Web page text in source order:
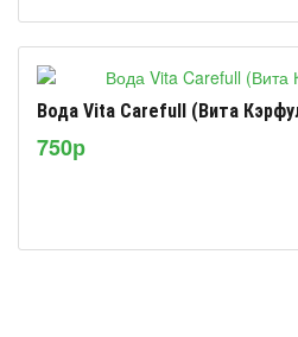
Вода Vita Carefull (Вита
750р